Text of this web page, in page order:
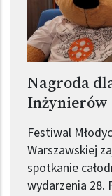
Nagroda
Inżynierów
Festiwal
Warszawskiej
spotkanie
wydarzenia 28.